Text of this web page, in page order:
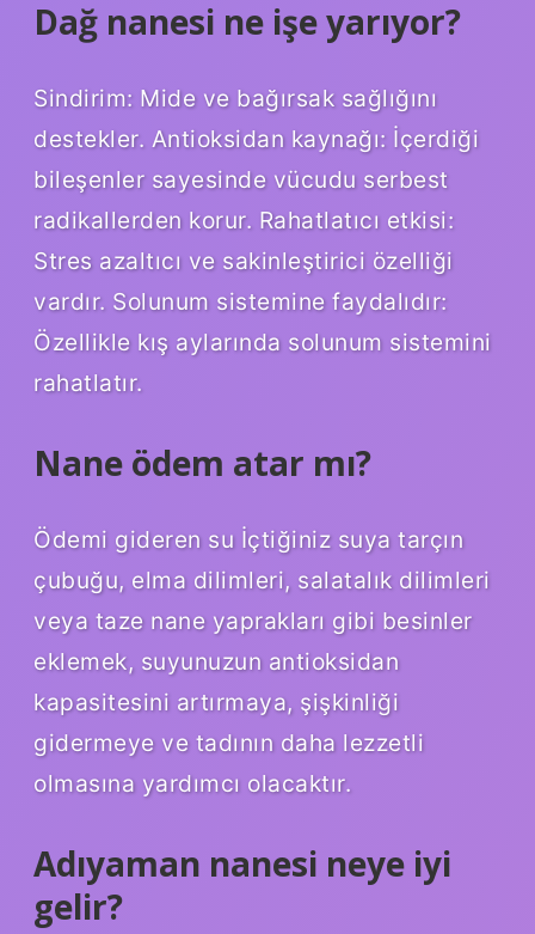
Dağ nanesi ne işe yarıyor?
Sindirim: Mide ve bağırsak sağlığını
destekler. Antioksidan kaynağı: İçerdiği
bileşenler sayesinde vücudu serbest
radikallerden korur. Rahatlatıcı etkisi:
Stres azaltıcı ve sakinleştirici özelliği
vardır. Solunum sistemine faydalıdır:
Özellikle kış aylarında solunum sistemini
rahatlatır.
Nane ödem atar mı?
Ödemi gideren su İçtiğiniz suya tarçın
çubuğu, elma dilimleri, salatalık dilimleri
veya taze nane yaprakları gibi besinler
eklemek, suyunuzun antioksidan
kapasitesini artırmaya, şişkinliği
gidermeye ve tadının daha lezzetli
olmasına yardımcı olacaktır.
Adıyaman nanesi neye iyi
gelir?